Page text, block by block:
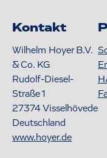
Kontakt
Wilhelm Hoyer B.V.
& Co. KG
Rudolf-Diesel-
Straße 1
27374Visselhövede
Deutschland
www.hoyer.de